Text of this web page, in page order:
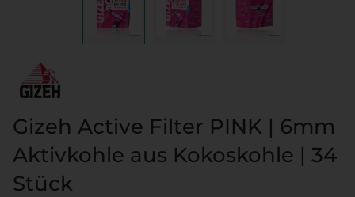
Gizeh Active Filter PINK | 6mm
Aktivkohle aus Kokoskohle | 34
Stück